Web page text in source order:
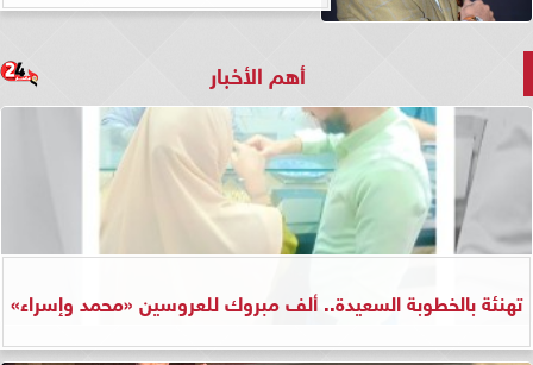
أهم الأخبار
تهنئة بالخطوبة السعيدة.. ألف مبروك للعروسين «محمد وإسراء»